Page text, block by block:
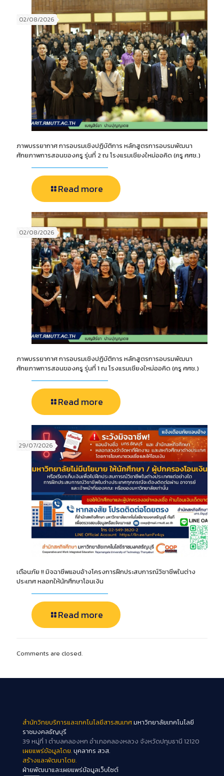
02/08/2026
ภาพบรรยากาศ การอบรมเชิงปฏิบัติการ หลักสูตรการอบรมพัฒนา
ศักยภาพการสอนของครู รุ่นที่ 2 ณ โรงแรมเชียงใหม่ออคิด (ครู ศศช.)
Read more
02/08/2026
ภาพบรรยากาศ การอบรมเชิงปฏิบัติการ หลักสูตรการอบรมพัฒนา
ศักยภาพการสอนของครู รุ่นที่ 1 ณ โรงแรมเชียงใหม่ออคิด (ครู ศศช.)
Read more
29/07/2026
เตือนภัย !! มิจฉาชีพแอบอ้างโครงการฝึกประสบการณ์วิชาชีพในต่าง
ประเทศ หลอกให้นักศึกษาโอนเงิน
Read more
Comments are closed.
สำนักวิทยบริการและเทคโนโลยีสารสนเทศมหาวิทยาลัยเทคโนโลยี
ราชมงคลธัญบุรี
39 หมู่ที่ 1 ตำบลคลองหก อำเภอคลองหลวง จังหวัดปทุมธานี 12120
เผยแพร่ข้อมูลโดย.บุคลากร สวส.
สร้างและพัฒนาโดย.
ฝ่ายพัฒนาและเผยแพร่ข้อมูลเว็บไซต์